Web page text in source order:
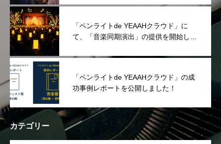
「ペンライトde YEAAHクラウド」に
て、「音楽同期演出」の提供を開始しま
「ペンライトde YEAAHクラウド」の成
功事例レポートを公開しました！
カテゴリー